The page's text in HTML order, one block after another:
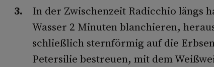
In der Zwischenzeit Radicchio längs
Wasser 2 Minuten blanchieren,
schließlich sternförmig auf die
Petersilie bestreuen, mit dem